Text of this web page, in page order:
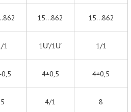
15...862 15...862
1 1Ư/1Ư 1/1
4±0,5 4±0,5
5 4/1 8